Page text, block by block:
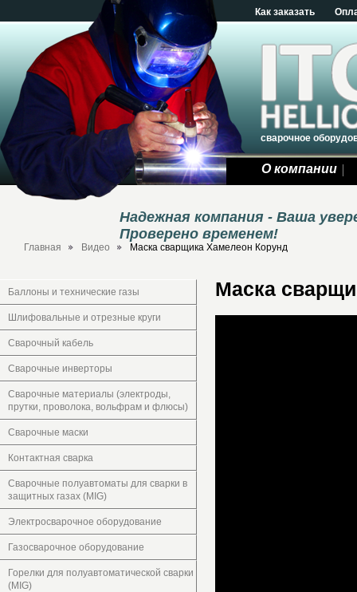
Как заказать
сварочное
О компании
Надежная компания - Ваша
Проверено временем!
Главная Видео Маска сварщика Хамелеон Корунд
Баллоны и технические газы
Шлифовальные и отрезные круги
Сварочный кабель
Сварочные инверторы
Сварочные материалы (электроды,
прутки, проволока, вольфрам и флюсы)
Сварочные маски
Контактная сварка
Сварочные полуавтоматы для сварки в
защитных газах (MIG)
Электросварочное оборудование
Газосварочное оборудование
Горелки для полуавтоматической сварки
(MIG)
Маска